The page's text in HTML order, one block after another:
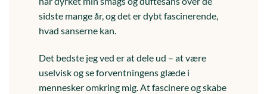
sidste mange år, og det er dybt fascinerende,
hvad sanserne kan.
Det bedste jeg ved er at dele ud – at være
uselvisk og se forventningens glæde i
mennesker omkring mig. At fascinere og skabe